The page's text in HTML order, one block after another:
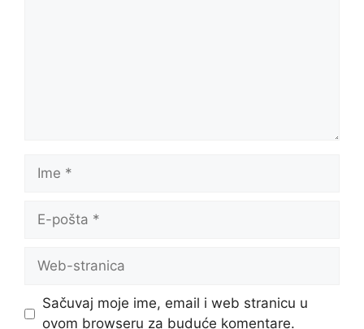
Ime
pošta
Web-
Sačuvaj moje ime, email i web stranicu u
ovom browseru za buduće komentare.